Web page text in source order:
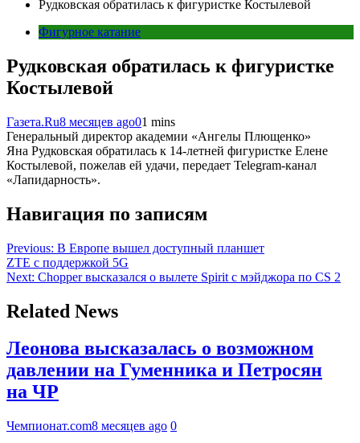
Рудковская обратилась к фигуристке Костылевой
Фигурное катание
Рудковская обратилась к фигуристке
Костылевой
Газета.Ru8 месяцев ago01 mins
Генеральный директор академии «Ангелы Плющенко»
Яна Рудковская обратилась к 14-летней фигуристке Елене
Костылевой, пожелав ей удачи, передает Telegram-канал
«Лапидарность».
Навигация по записям
Previous: В Европе вышел доступный планшет
ZTE с поддержкой 5G
Next: Chopper высказался о вылете Spirit с мэйджора по CS 2
Related News
Леонова высказалась о возможном
давлении на Гуменника и Петросян
на ЧР
Чемпионат.com8 месяцев ago 0